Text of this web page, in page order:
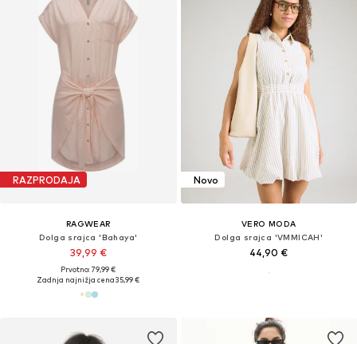
RAZPRODAJA
RAGWEAR
Dolga srajca 'Bahaya'
39,99 €
Prvotno: 79,99 €
Zadnja najnižja cena35,99 €
Novo
VERO MODA
Dolga srajca 'VMMICAH'
44,90 €